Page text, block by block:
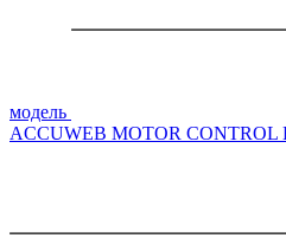
модель
ACCUWEB MOTOR CONTROL